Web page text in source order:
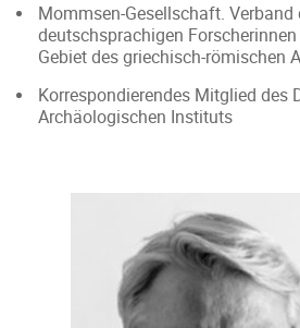
Mommsen-Gesellschaft. Verband
deutschsprachigen
Gebiet des griechisch-römischen
Korrespondierendes Mitglied des
Archäologischen Instituts